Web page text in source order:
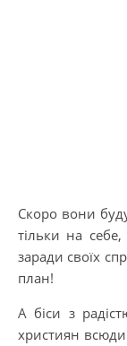
Скоро вони
тільки на
заради своїх
план!
А біси з
християн